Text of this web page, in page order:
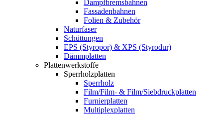
Dampfbremsbahnen
Fassadenbahnen
Folien & Zubehör
Naturfaser
Schüttungen
EPS (Styropor) & XPS (Styrodur)
Dämmplatten
Plattenwerkstoffe
Sperrholzplatten
Sperrholz
Film/Film- & Film/Siebdruckplatten
Furnierplatten
Multiplexplatten